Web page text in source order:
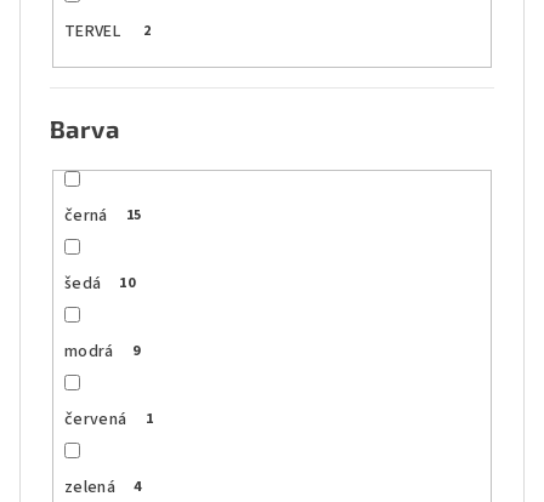
TERVEL 2
Barva
černá 15
šedá 10
modrá 9
červená 1
zelená 4